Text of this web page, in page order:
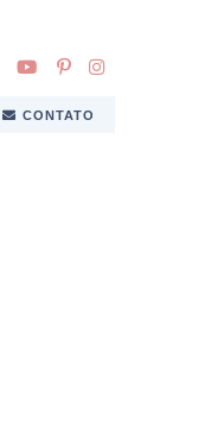
CONTATO